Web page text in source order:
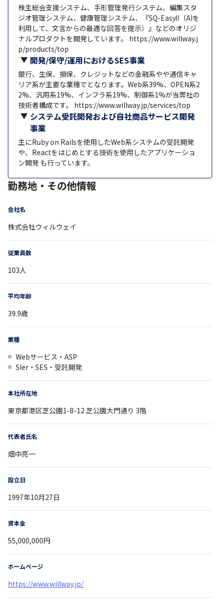
株主総会支援システム、手形管理発行システム、編集スタ
ジオ管理システム、健康管理システム、『SQ-EasyⅡ（AIを
利用して、文言からの最適な回答を提示）』などのオリジ
ナルプロダクトを開発しています。 https://www.willway.j
p/products/top
開発/保守/運用におけるSES事業
銀行、生保、損保、クレジットなどの金融系やや通信キャ
リア系が主要な業種でとなります。Web系39%、OPEN系2
2%、汎用系19%、インフラ系19%、制御系1%が当弊社の
技術者構成です。 https://www.willway.jp/services/top
システム受託開発および自社商品サービス開発
事業
主にRuby on Railsを使用したWeb系システムの受託開発
や、Reactをはじめとする技術を使用したアプリケーショ
ン開発 も行っています。
勤務地・その他情報
会社名
株式会社ウィルウェイ
従業員数
103人
平均年齢
39.9歳
業種
Webサービス・ASP
SIer・SES・受託開発
本社所在地
東京都港区芝公園1-8-12 芝公園大門通り 3階
代表者氏名
畑中亮一
設立日
1997年10月27日
資本金
55,000,000円
ホームページ
https://www.willway.jp/